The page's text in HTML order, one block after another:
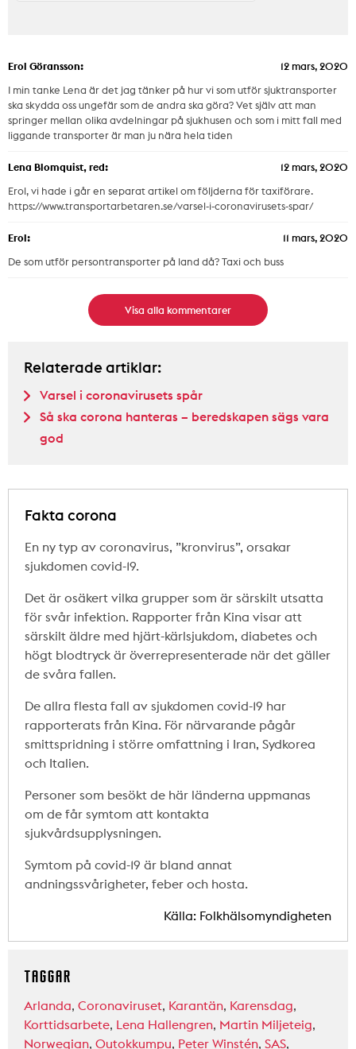
Erol Göransson:
12 mars, 2020
I min tanke Lena är det jag tänker på hur vi som utför sjuktransporter
ska skydda oss ungefär som de andra ska göra? Vet själv att man
springer mellan olika avdelningar på sjukhusen och som i mitt fall med
liggande transporter är man ju nära hela tiden
Lena Blomquist, red:
12 mars, 2020
Erol, vi hade i går en separat artikel om följderna för taxiförare.
https://www.transportarbetaren.se/varsel-i-coronavirusets-spar/
Erol:
11 mars, 2020
De som utför persontransporter på land då? Taxi och buss
Visa alla kommentarer
Relaterade artiklar:
Varsel i coronavirusets spår
Så ska corona hanteras – beredskapen sägs vara
god
Fakta corona
En ny typ av coronavirus, ”kronvirus”, orsakar
sjukdomen covid-19.
Det är osäkert vilka grupper som är särskilt utsatta
för svår infektion. Rapporter från Kina visar att
särskilt äldre med hjärt-kärlsjukdom, diabetes och
högt blodtryck är överrepresenterade när det gäller
de svåra fallen.
De allra flesta fall av sjukdomen covid-19 har
rapporterats från Kina. För närvarande pågår
smittspridning i större omfattning i Iran, Sydkorea
och Italien.
Personer som besökt de här länderna uppmanas
om de får symtom att kontakta
sjukvårdsupplysningen.
Symtom på covid-19 är bland annat
andningssvårigheter, feber och hosta.
Källa: Folkhälsomyndigheten
TAGGAR
Arlanda, Coronaviruset, Karantän, Karensdag,
Korttidsarbete, Lena Hallengren, Martin Miljeteig,
Norwegian, Outokkumpu, Peter Winstén, SAS,